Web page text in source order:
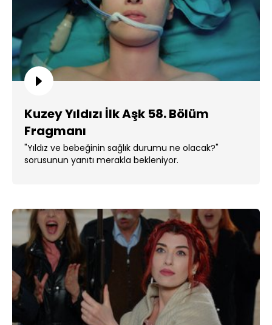
Kuzey Yıldızı İlk Aşk 58. Bölüm
Fragmanı
"Yıldız ve bebeğinin sağlık durumu ne olacak?"
sorusunun yanıtı merakla bekleniyor.